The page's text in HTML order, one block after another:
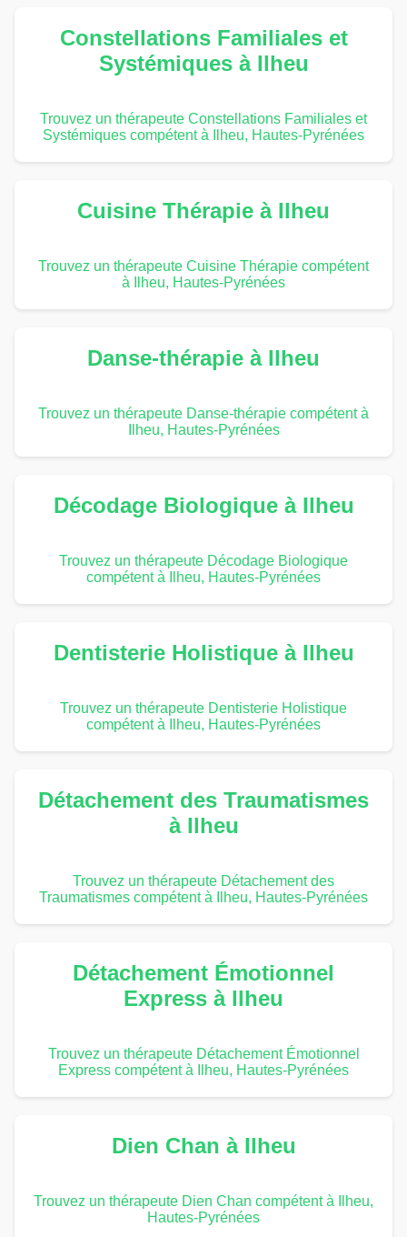
Constellations Familiales et
Systémiques à Ilheu
Trouvez un thérapeute Constellations Familiales et
Systémiques compétent à Ilheu, Hautes-Pyrénées
Cuisine Thérapie à Ilheu
Trouvez un thérapeute Cuisine Thérapie compétent
à Ilheu, Hautes-Pyrénées
Danse-thérapie à Ilheu
Trouvez un thérapeute Danse-thérapie compétent à
Ilheu, Hautes-Pyrénées
Décodage Biologique à Ilheu
Trouvez un thérapeute Décodage Biologique
compétent à Ilheu, Hautes-Pyrénées
Dentisterie Holistique à Ilheu
Trouvez un thérapeute Dentisterie Holistique
compétent à Ilheu, Hautes-Pyrénées
Détachement des Traumatismes
à Ilheu
Trouvez un thérapeute Détachement des
Traumatismes compétent à Ilheu, Hautes-Pyrénées
Détachement Émotionnel
Express à Ilheu
Trouvez un thérapeute Détachement Émotionnel
Express compétent à Ilheu, Hautes-Pyrénées
Dien Chan à Ilheu
Trouvez un thérapeute Dien Chan compétent à Ilheu,
Hautes-Pyrénées